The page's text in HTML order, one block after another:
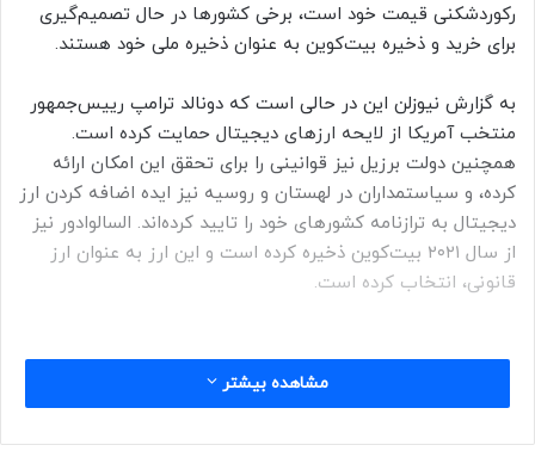
رکوردشکنی قیمت خود است، برخی کشورها در حال تصمیم‌گیری
برای خرید و ذخیره بیت‌کوین به عنوان ذخیره ملی خود هستند.
به گزارش نیوزلن این در حالی است که دونالد ترامپ رییس‌جمهور
منتخب آمریکا از لایحه‌ ارزهای دیجیتال حمایت کرده‌ است.
همچنین دولت برزیل نیز قوانینی را برای تحقق این امکان ارائه
کرده،‌ و سیاستمداران در لهستان و روسیه نیز ایده اضافه کردن ارز
دیجیتال به ترازنامه کشورهای خود را تایید کرده‌اند. السالوادور نیز
از سال ۲۰۲۱ بیت‌کوین ذخیره کرده است و این ارز به عنوان ارز
قانونی، انتخاب کرده است.
آخرین اخبار و تحلیل ارزهای دیجیتال
مشاهده بیشتر